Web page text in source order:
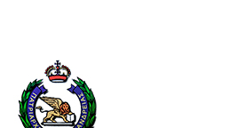
περιεχόμενο